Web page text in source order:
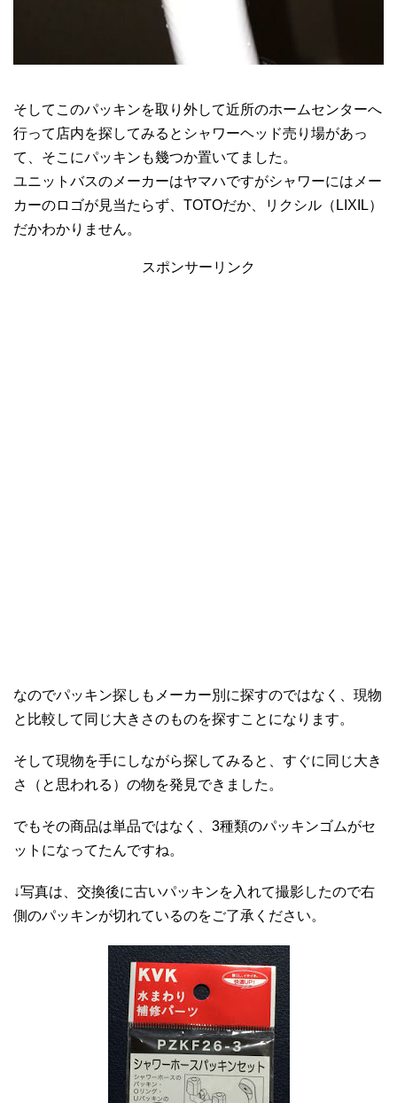
そしてこのパッキンを取り外して近所のホームセンターへ
行って店内を探してみるとシャワーヘッド売り場があっ
て、そこにパッキンも幾つか置いてました。
ユニットバスのメーカーはヤマハですがシャワーにはメー
カーのロゴが見当たらず、TOTOだか、リクシル（LIXIL）
だかわかりません。
スポンサーリンク
なのでパッキン探しもメーカー別に探すのではなく、現物
と比較して同じ大きさのものを探すことになります。
そして現物を手にしながら探してみると、すぐに同じ大き
さ（と思われる）の物を発見できました。
でもその商品は単品ではなく、3種類のパッキンゴムがセ
ットになってたんですね。
↓写真は、交換後に古いパッキンを入れて撮影したので右
側のパッキンが切れているのをご了承ください。